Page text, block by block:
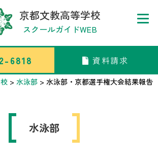
6818 資料請求
活TOP
京都文教高等学校
スクールガイドWEB
6818 資料請求
> 水泳部 > 水泳部・京都選手権大会結果報告
水泳部